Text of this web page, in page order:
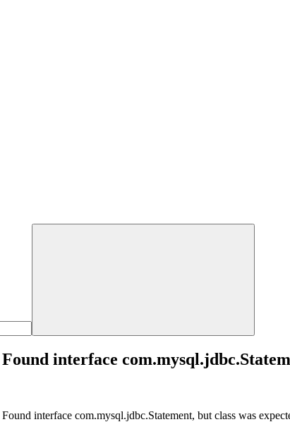
interface
interface com.mysql.jdbc.Statement, but class was